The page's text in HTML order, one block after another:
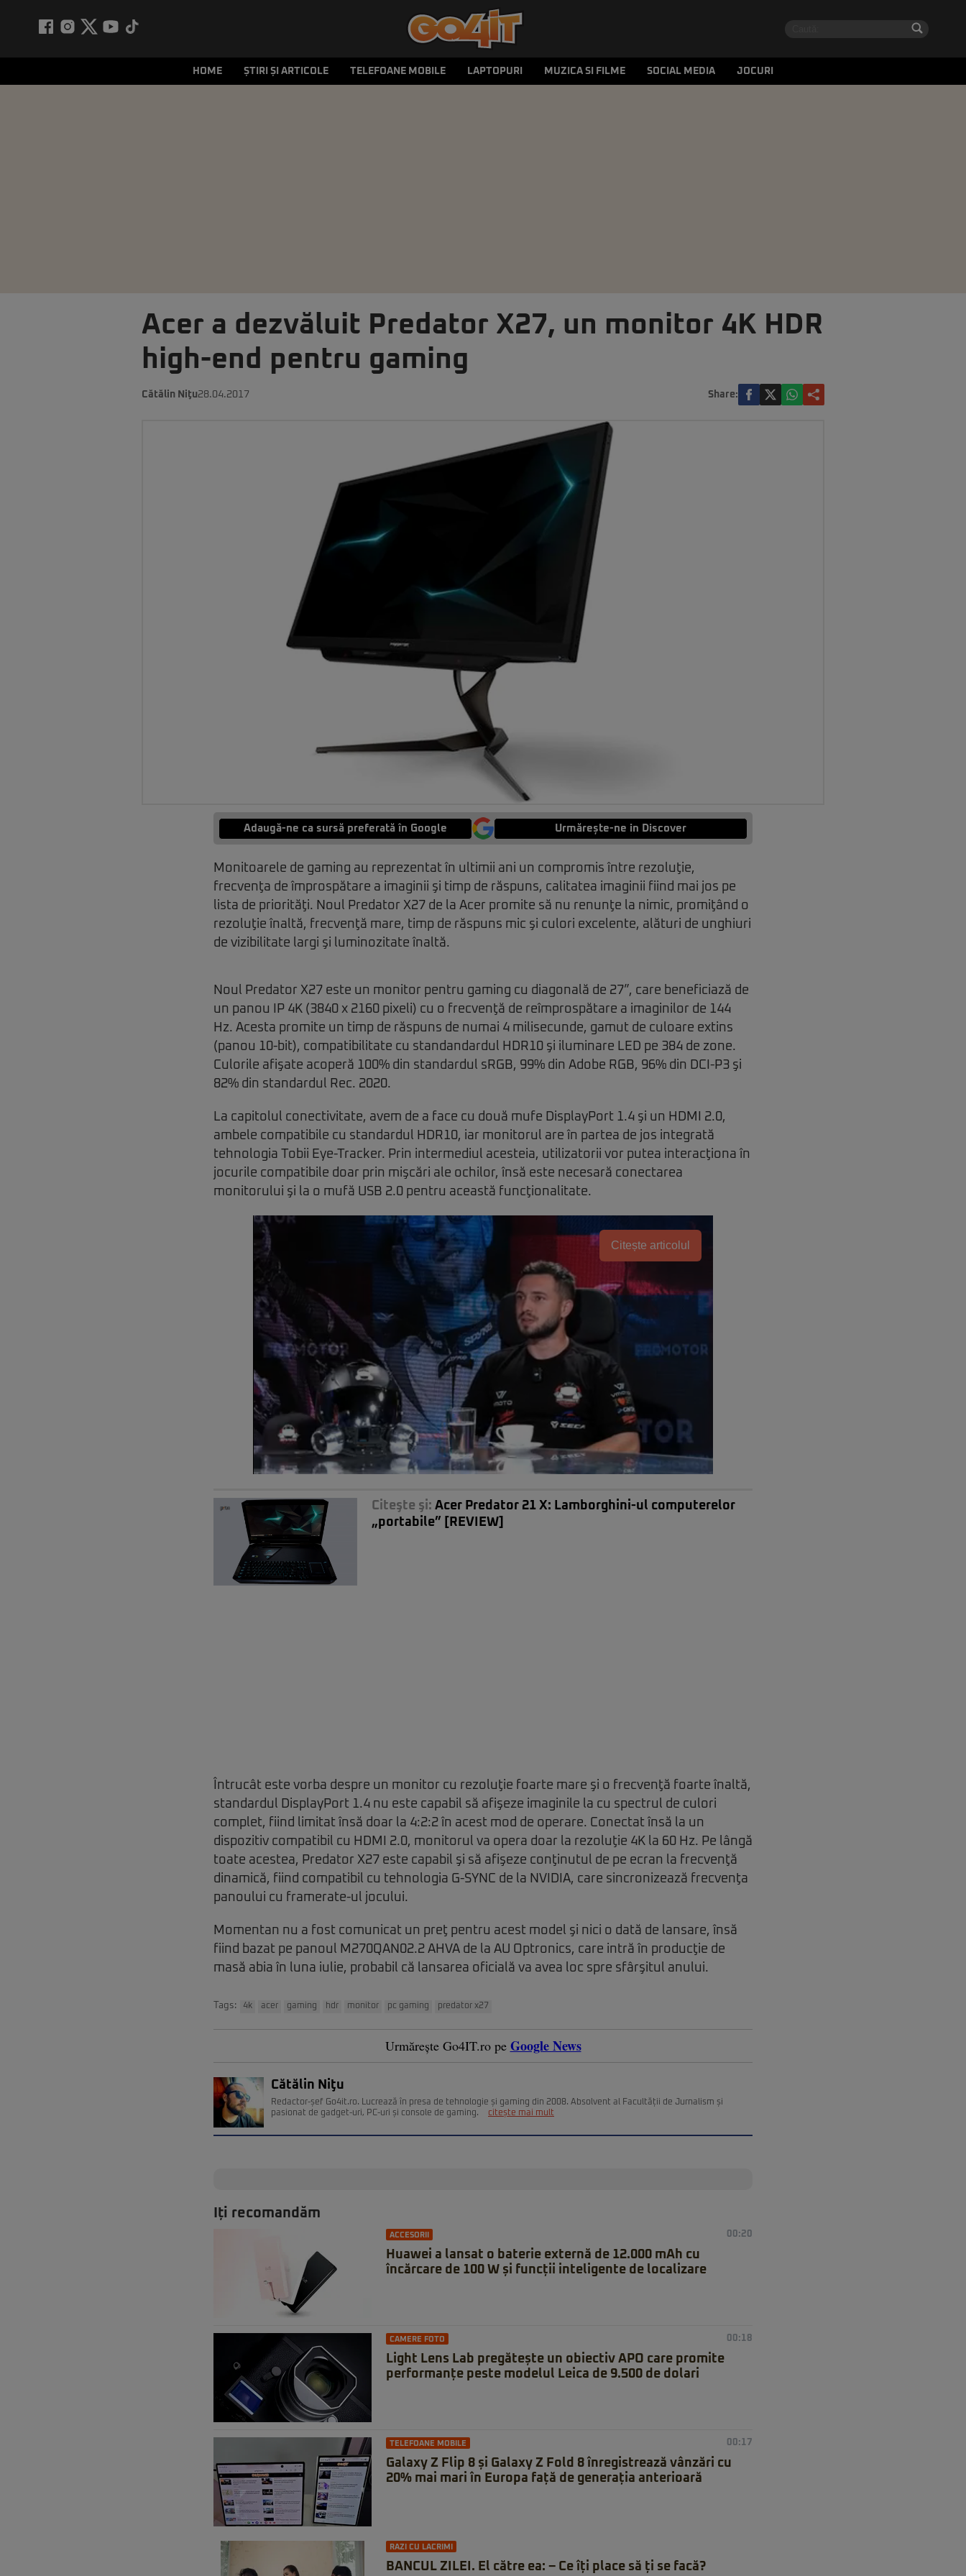
HOME ȘTIRI ȘI ARTICOLE TELEFOANE MOBILE LAPTOPURI MUZICA SI FILME SOCIAL MEDIA JOCURI
Acer a dezvăluit Predator X27, un monitor 4K HDR
high-end pentru gaming
Cătălin Niţu28.04.2017 Share:
Adaugă-ne ca sursă preferată în Google Urmărește-ne in Discover
Monitoarele de gaming au reprezentat în ultimii ani un compromis între rezoluţie,
frecvenţa de împrospătare a imaginii şi timp de răspuns, calitatea imaginii fiind mai jos pe
lista de priorităţi. Noul Predator X27 de la Acer promite să nu renunţe la nimic, promiţând o
rezoluţie înaltă, frecvenţă mare, timp de răspuns mic şi culori excelente, alături de unghiuri
de vizibilitate largi şi luminozitate înaltă.
Noul Predator X27 este un monitor pentru gaming cu diagonală de 27”, care beneficiază de
un panou IP 4K (3840 x 2160 pixeli) cu o frecvenţă de reîmprospătare a imaginilor de 144
Hz. Acesta promite un timp de răspuns de numai 4 milisecunde, gamut de culoare extins
(panou 10-bit), compatibilitate cu standandardul HDR10 şi iluminare LED pe 384 de zone.
Culorile afişate acoperă 100% din standardul sRGB, 99% din Adobe RGB, 96% din DCI-P3 şi
82% din standardul Rec. 2020.
La capitolul conectivitate, avem de a face cu două mufe DisplayPort 1.4 şi un HDMI 2.0,
ambele compatibile cu standardul HDR10, iar monitorul are în partea de jos integrată
tehnologia Tobii Eye-Tracker. Prin intermediul acesteia, utilizatorii vor putea interacţiona în
jocurile compatibile doar prin mişcări ale ochilor, însă este necesară conectarea
monitorului şi la o mufă USB 2.0 pentru această funcţionalitate.
Citește articolul
Citeşte şi: Acer Predator 21 X: Lamborghini-ul computerelor
„portabile” [REVIEW]
Întrucât este vorba despre un monitor cu rezoluţie foarte mare şi o frecvenţă foarte înaltă,
standardul DisplayPort 1.4 nu este capabil să afişeze imaginile la cu spectrul de culori
complet, fiind limitat însă doar la 4:2:2 în acest mod de operare. Conectat însă la un
dispozitiv compatibil cu HDMI 2.0, monitorul va opera doar la rezoluţie 4K la 60 Hz. Pe lângă
toate acestea, Predator X27 este capabil şi să afişeze conţinutul de pe ecran la frecvenţă
dinamică, fiind compatibil cu tehnologia G-SYNC de la NVIDIA, care sincronizează frecvenţa
panoului cu framerate-ul jocului.
Momentan nu a fost comunicat un preţ pentru acest model şi nici o dată de lansare, însă
fiind bazat pe panoul M270QAN02.2 AHVA de la AU Optronics, care intră în producţie de
masă abia în luna iulie, probabil că lansarea oficială va avea loc spre sfârşitul anului.
Tags: 4k acer gaming hdr monitor pc gaming predator x27
Urmărește Go4IT.ro pe Google News
Cătălin Niţu
Redactor-șef Go4it.ro. Lucrează în presa de tehnologie și gaming din 2008. Absolvent al Facultății de Jurnalism și
pasionat de gadget-uri, PC-uri și console de gaming.
citește mai mult
Iți recomandăm
ACCESORII 00:20
Huawei a lansat o baterie externă de 12.000 mAh cu
încărcare de 100 W și funcții inteligente de localizare
CAMERE FOTO 00:18
Light Lens Lab pregătește un obiectiv APO care promite
performanțe peste modelul Leica de 9.500 de dolari
TELEFOANE MOBILE 00:17
Galaxy Z Flip 8 și Galaxy Z Fold 8 înregistrează vânzări cu
20% mai mari în Europa față de generația anterioară
RAZI CU LACRIMI
BANCUL ZILEI. El către ea: – Ce îți place să ți se facă?